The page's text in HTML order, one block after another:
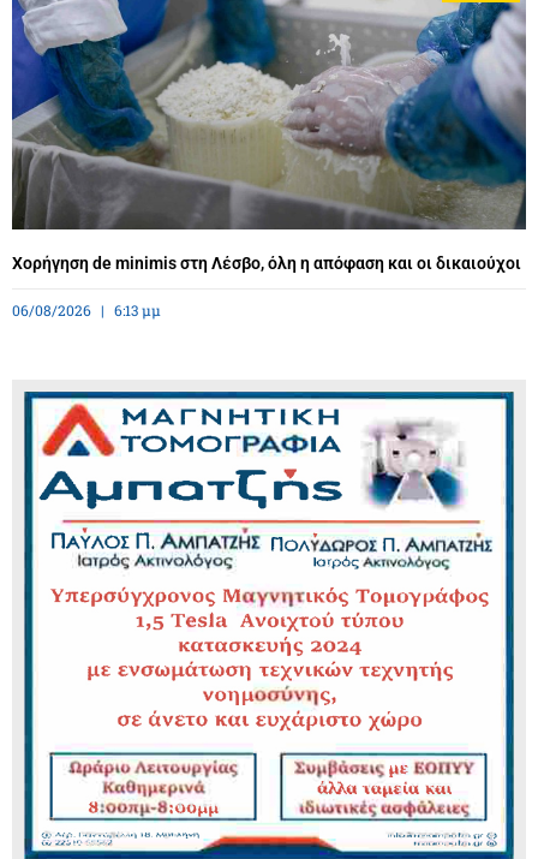
Χορήγηση de minimis στη Λέσβο, όλη η απόφαση και οι δικαιούχοι
06/08/2026 6:13 μμ